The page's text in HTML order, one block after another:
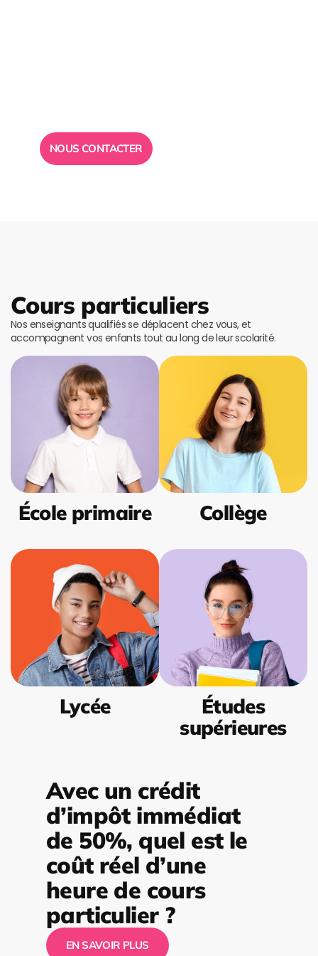
NOUS CONTACTER
Cours particuliers
Nos enseignants qualifiés se déplacent chez vous, et
accompagnent vos enfants tout au long de leur scolarité.
École primaire Collège
Lycée
Études
supérieures
Avec un crédit
d’impôt immédiat
de 50%, quel est le
coût réel d’une
heure de cours
particulier ?
EN SAVOIR PLUS